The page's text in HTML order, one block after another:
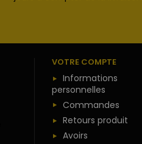
VOTRE COMPTE
Informations
personnelles
Commandes
Retours produit
Avoirs